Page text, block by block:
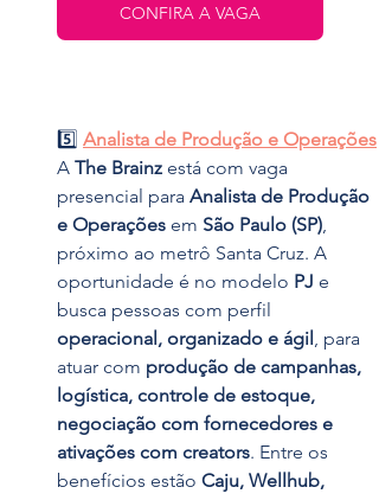
CONFIRA A VAGA
5️⃣ Analista de Produção e Operações
A The Brainz está com vaga
presencial para Analista de Produção
e Operações em São Paulo (SP)
próximo ao metrô Santa Cruz. A
oportunidade é no modelo PJ e
busca pessoas com perfil
operacional, organizado e ágil , para
atuar com produção de campanhas,
logística, controle de estoque,
negociação com fornecedores e
ativações com creators. Entre os
benefícios estão Caju, Wellhub,